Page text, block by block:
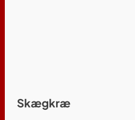
Skægkræ